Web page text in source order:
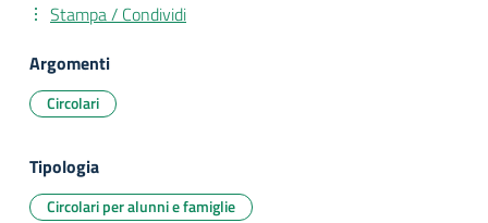
Stampa / Condividi
Argomenti
Circolari
Tipologia
Circolari per alunni e famiglie